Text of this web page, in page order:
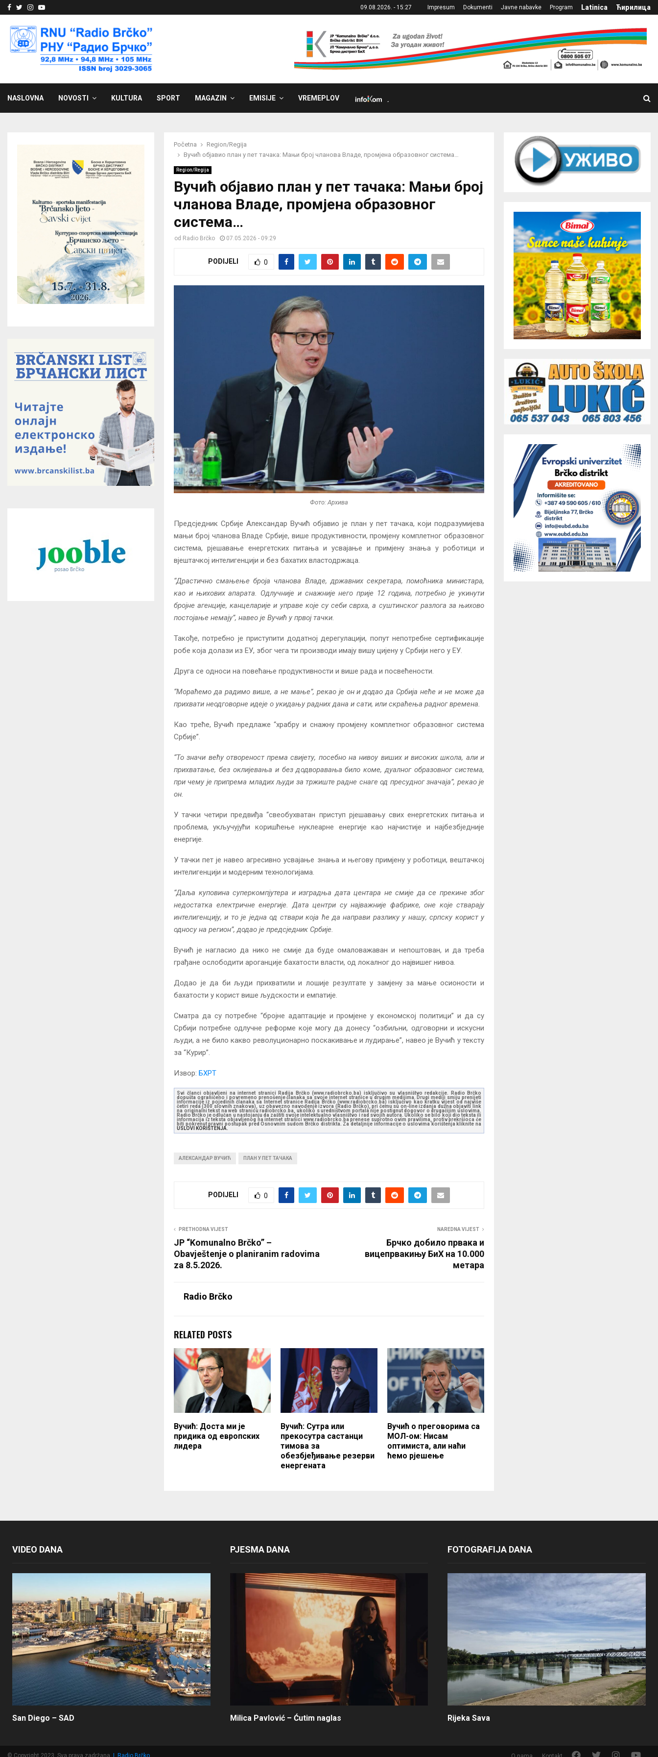
Facebook
Twitter
Instagram
Youtube 09.08.2026. - 15:27 Impresum Dokumenti Javne nabavke Program Latinica Ћирилица
NASLOVNA NOVOSTI KULTURA SPORT MAGAZIN EMISIJE VREMEPLOV
Početna
Region/Regija
Вучић објавио план у пет тачака: Мањи број чланова Владе, промјена образовног система…
Region/Regija
Вучић објавио план у пет тачака: Мањи број
чланова Владе, промјена образовног
система…
od Radio Brčko 07.05.2026 - 09:29
PODIJELI 0
Фото: Архива
Предсједник Србије Александар Вучић објавио је план у пет тачака, који подразумијева
мањи број чланова Владе Србије, више продуктивности, промјену комплетног образовног
система, рјешавање енергетских питања и усвајање и примјену знања у роботици и
вјештачкој интелигенцији и без бахатих властодржаца.
“Драстично смањење броја чланова Владе, државних секретара, помоћника министара,
као и њихових апарата. Одлучније и снажније него прије 12 година, потребно је укинути
бројне агенције, канцеларије и управе које су себи сврха, а суштинског разлога за њихово
постојање немају”, навео је Вучић у првој тачки.
Такође, потребно је приступити додатној дерегулацији, попут непотребне сертификације
робе која долази из ЕУ, због чега ти производи имају вишу цијену у Србији него у ЕУ.
Друга се односи на повећање продуктивности и више рада и посвећености.
“Мораћемо да радимо више, а не мање”, рекао је он и додао да Србија неће и не може да
прихвати неодговорне идеје о укидању радних дана и сати, или скраћења радног времена.
Као треће, Вучић предлаже “храбру и снажну промјену комплетног образовног система
Србије”.
“То значи већу отвореност према свијету, посебно на нивоу виших и високих школа, али и
прихватање, без оклијевања и без додворавања било коме, дуалног образовног система,
при чему је припрема младих људи за тржиште радне снаге од пресудног значаја”, рекао је
он.
У тачки четири предвиђа “свеобухватан приступ рјешавању свих енергетских питања и
проблема, укључујући коришћење нуклеарне енергије као најчистије и најбезбједније
енергије.
У тачки пет је навео агресивно усвајање знања и његову примјену у роботици, вештачкој
интелигенцији и модерним технологијама.
“Даља куповина суперкомпјутера и изградња дата центара не смије да се прекине због
недостатка електричне енергије. Дата центри су најважније фабрике, оне које стварају
интелигенцију, и то је једна од ствари која ће да направи разлику у нашу, српску корист у
односу на регион”, додао је предсједник Србије.
Вучић је нагласио да нико не смије да буде омаловажаван и непоштован, и да треба
грађане ослободити ароганције бахатости власти, од локалног до највишег нивоа.
Додао је да би људи прихватили и лошије резултате у замјену за мање осионости и
бахатости у корист више људскости и емпатије.
Сматра да су потребне “бројне адаптације и промјене у економској политици” и да су
Србији потребне одлучне реформе које могу да донесу “озбиљни, одговорни и искусни
људи, а не било какво револуционарно поскакивање и лудирање”, навео је Вучић у тексту
за “Курир”.
Извор: БХРТ
Svi članci objavljeni na internet stranici Radija Brčko (www.radiobrcko.ba) isključivo su vlasništvo redakcije. Radio Brčko
dopušta ograničeno i povremeno prenošenje članaka sa svoje internet stranice u drugim medijima. Drugi mediji smiju prenijeti
informacije iz pojedinih članaka sa Internet stranice Radija Brčko (www.radiobrcko.ba) isključivo kao kratku vijest od najviše
četiri reda (300 slovnih znakova), uz obavezno navođenje izvora (Radio Brčko), pri čemu su on-line izdanja dužna objaviti link
na originalni tekst na web stranicu radiobrcko.ba, ukoliko s uredništvom portala nije postignut dogovor o drugačijim uslovima.
Radio Brčko je odlučan u nastojanju da zaštiti svoje intelektualno vlasništvo i rad svojih autora. Ukoliko se bilo koji dio teksta ili
informacija iz teksta objavljenog na internet stranici www.radiobrcko.ba prenese suprotno ovim pravilima, protiv prekršioca će
biti pokrenut pravni postupak pred Osnovnim sudom Brčko distrikta. Za detaljnije informacije o uslovima korištenja kliknite na
USLOVI KORIŠTENJA.
АЛЕКСАНДАР ВУЧИЋ ПЛАН У ПЕТ ТАЧАКА
PODIJELI 0
PRETHODNA VIJEST
JP “Komunalno Brčko” –
Obavještenje o planiranim radovima
za 8.5.2026.
NAREDNA VIJEST
Брчко добило првака и
вицепрвакињу БиХ на 10.000
метара
Radio Brčko
RELATED POSTS
Вучић: Доста ми је
придика од европских
лидера
Вучић: Сутра или
прекосутра састанци
тимова за
обезбјеђивање резерви
енергената
Вучић о преговорима са
МОЛ-ом: Нисам
оптимиста, али наћи
ћемо рјешење
VIDEO DANA
San Diego – SAD
PJESMA DANA
Milica Pavlović – Ćutim naglas
FOTOGRAFIJA DANA
Rijeka Sava
© Copyright 2023, Sva prava zadržana | Radio Brčko